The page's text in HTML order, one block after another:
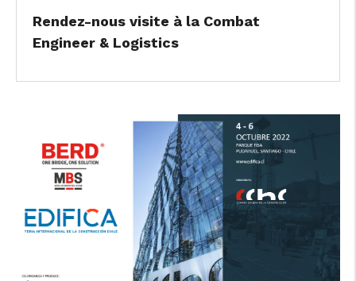
Rendez-nous visite à la Combat
Engineer & Logistics